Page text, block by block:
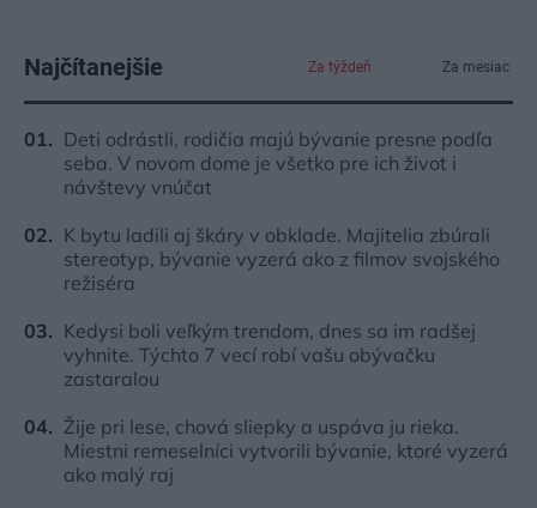
Najčítanejšie Za týždeň Za mesiac
Deti odrástli, rodičia majú bývanie presne podľa
seba. V novom dome je všetko pre ich život i
návštevy vnúčat
K bytu ladili aj škáry v obklade. Majitelia zbúrali
stereotyp, bývanie vyzerá ako z filmov svojského
režiséra
Kedysi boli veľkým trendom, dnes sa im radšej
vyhnite. Týchto 7 vecí robí vašu obývačku
zastaralou
Žije pri lese, chová sliepky a uspáva ju rieka.
Miestni remeselníci vytvorili bývanie, ktoré vyzerá
ako malý raj